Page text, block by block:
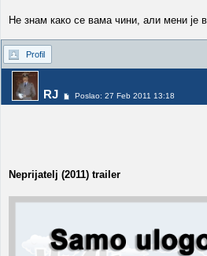
Не знам како се вама чини, али мени је
Profil
RJ Poslao: 27 Feb 2011 13:18
Neprijatelj (2011) trailer